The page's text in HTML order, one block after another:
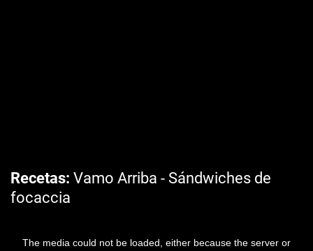
Recetas Vamo Arriba - Sándwiches de
focaccia
The media could not be loaded, either because the server or